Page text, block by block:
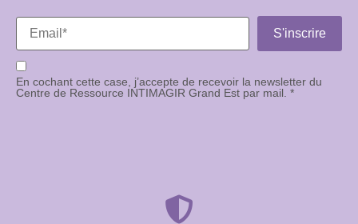
En cochant cette case, j’accepte de recevoir la newsletter du
Centre de Ressource INTIMAGIR Grand Est par mail. *